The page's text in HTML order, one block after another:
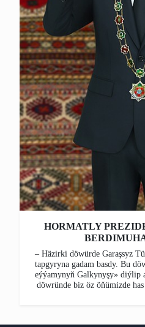
HORMATLY
– Häzirki döwürde Garaşsyz
tapgyryna gadam basdy. Bu
eýýamynyň Galkynyşy» diýlip
döwründe biz öz öňümizde